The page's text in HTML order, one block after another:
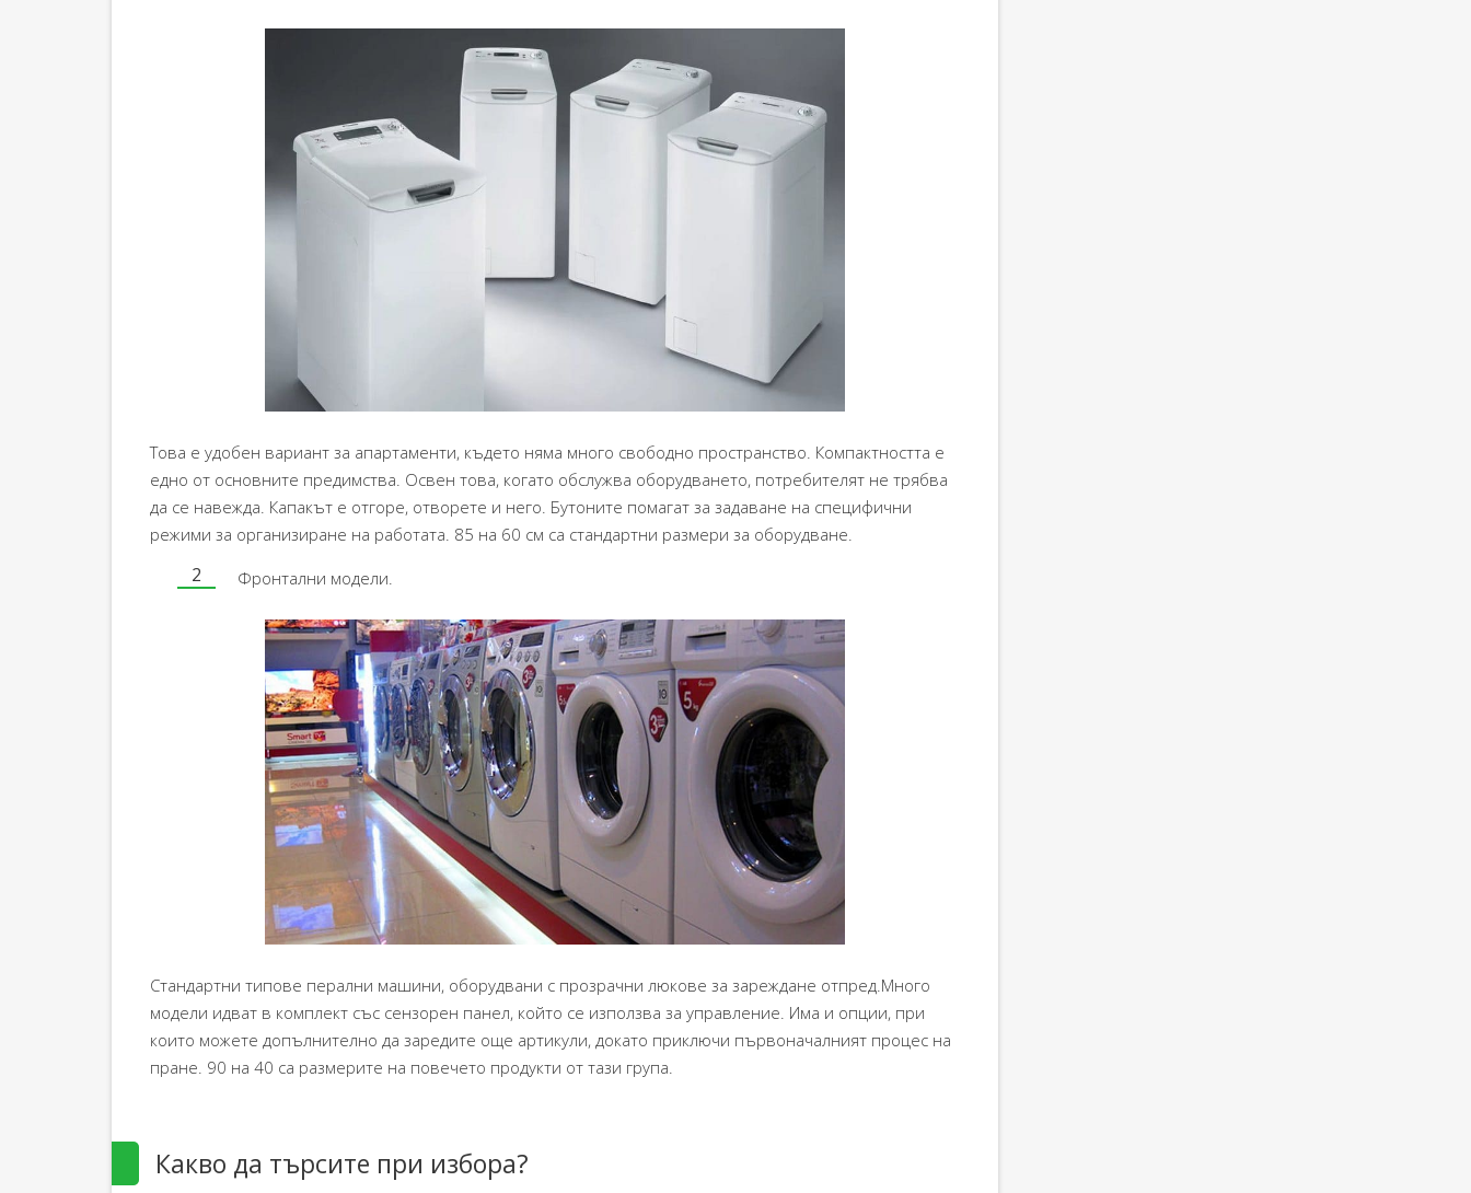
Това е удобен вариант за апартаменти, където няма много свободно пространство. Компактността е
едно от основните предимства. Освен това, когато обслужва оборудването, потребителят не трябва
да се навежда. Капакът е отгоре, отворете и него. Бутоните помагат за задаване на специфични
режими за организиране на работата. 85 на 60 см са стандартни размери за оборудване.
Фронтални модели.
Стандартни типове перални машини, оборудвани с прозрачни люкове за зареждане отпред.Много
модели идват в комплект със сензорен панел, който се използва за управление. Има и опции, при
които можете допълнително да заредите още артикули, докато приключи първоначалният процес на
пране. 90 на 40 са размерите на повечето продукти от тази група.
Какво да търсите при избора?